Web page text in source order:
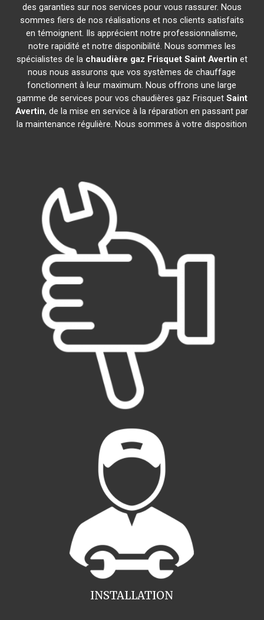
des garanties sur nos services pour vous rassurer. Nous
sommes fiers de nos réalisations et nos clients satisfaits
en témoignent. Ils apprécient notre professionnalisme,
notre rapidité et notre disponibilité. Nous sommes les
spécialistes de la chaudière gaz Frisquet Saint Avertin et
nous nous assurons que vos systèmes de chauffage
fonctionnent à leur maximum. Nous offrons une large
gamme de services pour vos chaudières gaz Frisquet Saint
Avertin, de la mise en service à la réparation en passant par
la maintenance régulière. Nous sommes à votre disposition
INSTALLATION